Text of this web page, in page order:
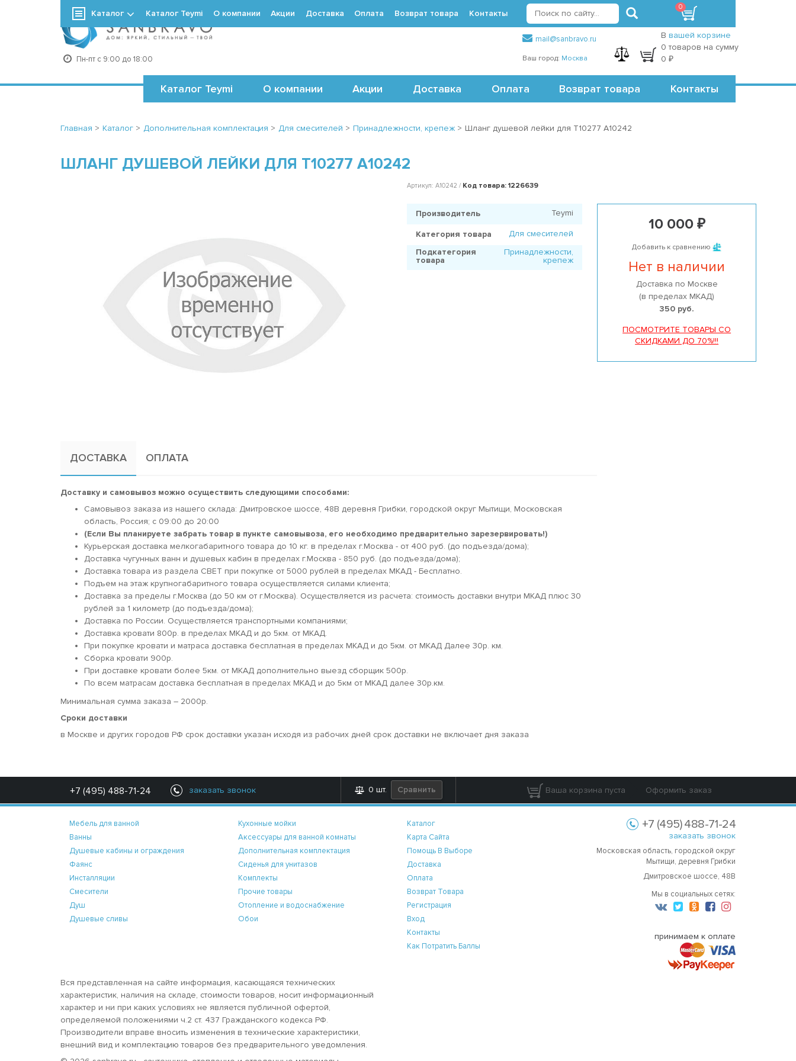
Пн-пт с 9:00 до 18:00
+7 (495) 488-71-24 Точки самовывоза
mail@sanbravo.ru
Ваш город: Москва
регистрация
В вашей корзине
0 товаров на сумму
0 ₽
Каталог Teymi О компании Акции Доставка Оплата Возврат товара Контакты
Каталог Каталог Teymi О компании Акции Доставка Оплата Возврат товара Контакты
0
Главная > Каталог > Дополнительная комплектация > Для смесителей > Принадлежности, крепеж > Шланг душевой лейки для T10277 A10242
ШЛАНГ ДУШЕВОЙ ЛЕЙКИ ДЛЯ T10277 A10242
Артикул: A10242 / Код товара: 1226639
10 000 ₽
Добавить к сравнению
Нет в наличии
Доставка по Москве
(в пределах МКАД)
350 руб.
ПОСМОТРИТЕ ТОВАРЫ СО
СКИДКАМИ ДО 70%!!!
Производитель Teymi
Категория товара
Для смесителей
Подкатегория
товара
Принадлежности,
крепеж
ДОСТАВКА ОПЛАТА
Доставку и самовывоз можно осуществить следующими способами:
Самовывоз заказа из нашего склада: Дмитровское шоссе, 48В деревня Грибки, городской округ Мытищи, Московская
область, Россия; c 09:00 до 20:00
(Если Вы планируете забрать товар в пункте самовывоза, его необходимо предварительно зарезервировать!)
Курьерская доставка мелкогабаритного товара до 10 кг. в пределах г.Москва - от 400 руб. (до подъезда/дома);
Доставка чугунных ванн и душевых кабин в пределах г.Москва - 850 руб. (до подъезда/дома);
Доставка товара из раздела СВЕТ при покупке от 5000 рублей в пределах МКАД - Бесплатно.
Подъем на этаж крупногабаритного товара осуществляется силами клиента;
Доставка за пределы г.Москва (до 50 км от г.Москва). Осуществляется из расчета: стоимость доставки внутри МКАД плюс 30
рублей за 1 километр (до подъезда/дома);
Доставка по России. Осуществляется транспортными компаниями;
Доставка кровати 800р. в пределах МКАД и до 5км. от МКАД.
При покупке кровати и матраса доставка бесплатная в пределах МКАД и до 5км. от МКАД Далее 30р. км.
Сборка кровати 900р.
При доставке кровати более 5км. от МКАД дополнительно выезд сборщик 500р.
По всем матрасам доставка бесплатная в пределах МКАД и до 5км от МКАД далее 30р.км.
Минимальная сумма заказа – 2000р.
Сроки доставки
в Москве и других городов РФ срок доставки указан исходя из рабочих дней срок доставки не включает дня заказа
+7 (495) 488-71-24 заказать звонок 0 шт. Сравнить Ваша корзина пуста Оформить заказ
Мебель для ванной
Ванны
Душевые кабины и ограждения
Фаянс
Инсталляции
Смесители
Душ
Душевые сливы
Кухонные мойки
Аксессуары для ванной комнаты
Дополнительная комплектация
Сиденья для унитазов
Комплекты
Прочие товары
Отопление и водоснабжение
Обои
Каталог
Карта Сайта
Помощь В Выборе
Доставка
Оплата
Возврат Товара
Регистрация
Вход
Контакты
Как Потратить Баллы
+7 (495) 488-71-24
заказать звонок
Московская область, городской округ
Мытищи, деревня Грибки
Дмитровское шоссе, 48В
Мы в социальных сетях:
принимаем к оплате
Вся представленная на сайте информация, касающаяся технических
характеристик, наличия на складе, стоимости товаров, носит информационный
характер и ни при каких условиях не является публичной офертой,
определяемой положениями ч.2 ст. 437 Гражданского кодекса РФ.
Производители вправе вносить изменения в технические характеристики,
внешний вид и комплектацию товаров без предварительного уведомления.